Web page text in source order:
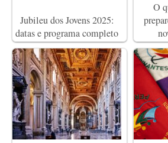
Jubileu dos Jovens 2025:
datas e programa completo
O